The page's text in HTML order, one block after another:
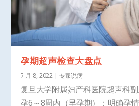
孕期超声检查大盘点
7 月 8, 2022 |专家说病
复旦大学附属妇产科医院超声科
孕6～8周内（早孕期）：明确孕